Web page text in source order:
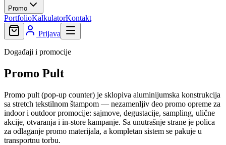
Promo
PortfolioKalkulatorKontakt
Prijava
Događaji i promocije
Promo Pult
Promo pult (pop-up counter) je sklopiva aluminijumska konstrukcija
sa stretch tekstilnom štampom — nezamenljiv deo promo opreme za
indoor i outdoor promocije: sajmove, degustacije, sampling, ulične
akcije, otvaranja i in-store kampanje. Sa unutrašnje strane je polica
za odlaganje promo materijala, a kompletan sistem se pakuje u
transportnu torbu.